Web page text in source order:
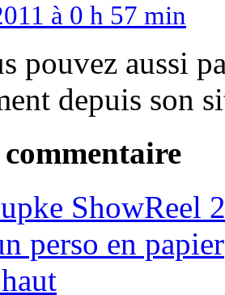
à 0 h 57 min
pouvez aussi
depuis son
ShowReel
perso en papier